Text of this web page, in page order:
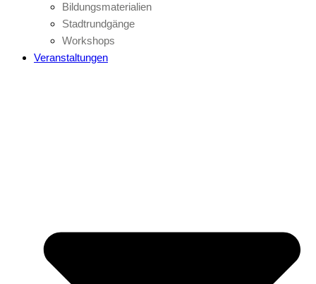
Bildungsmaterialien
Stadtrundgänge
Workshops
Veranstaltungen